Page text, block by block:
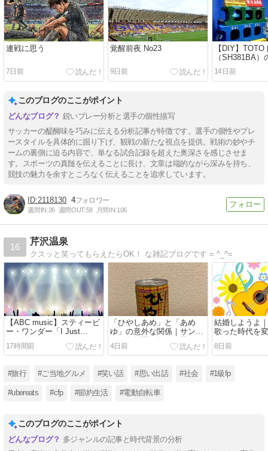
連戦に思う
7日前
覚醒前夜 No23
9日前
【DIY】TOTO
（SH381BA）
ろ水漏れを自
の原因にたど
交換パーツま
14日前
このブログのここがポイント
鋭いプレー分析と選手の個性描写
サッカーの醍醐味を巧みに伝える分析記事が特徴です。選手の個性やプレ
ースタイルを具体的に掘り下げ、観戦の新たな視点を提供。戦術の妙やチ
ームの裏側に迫る内容で、単なる試合記録を超えた奥深さを感じさせま
す。スポーツの真髄を伝えることに長け、文章は端的ながら深みを持ち、
競技の魅力を余すところなく伝えることを追求しています。
2118130 4
週間IN:26 週間OUT:58 月間IN:106
16
芹沢温泉
クスッと笑ってもらえたらOK！ な雑記ブログです = ^_^=
【ABC music】スティービ
ー・ワンダー「I Just
Called to Say I Love You」
2007年大阪ライブの思い出
17時間前
「ひやしあめ」と「あめ
ゆ」の意外な関係｜サンガ
リア自販機で知った驚きの
事実
4日前
結婚しようよ
歌った時代を
クソング
8日前
#旅行 #ご当地グルメ #笑い話 #思い出話 #社会 #1級fp
#ubereats #cfp #節約生活 #電動自転車
このブログのここがポイント
多ジャンルの記事と時代背景の分析